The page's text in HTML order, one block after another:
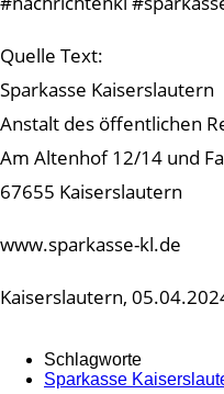
Quelle Text:
Sparkasse Kaiserslautern
Anstalt des öffentlichen
Am Altenhof 12/14 und
67655 Kaiserslautern
www.sparkasse-kl.de
Kaiserslautern,
Schlagworte
Sparkasse